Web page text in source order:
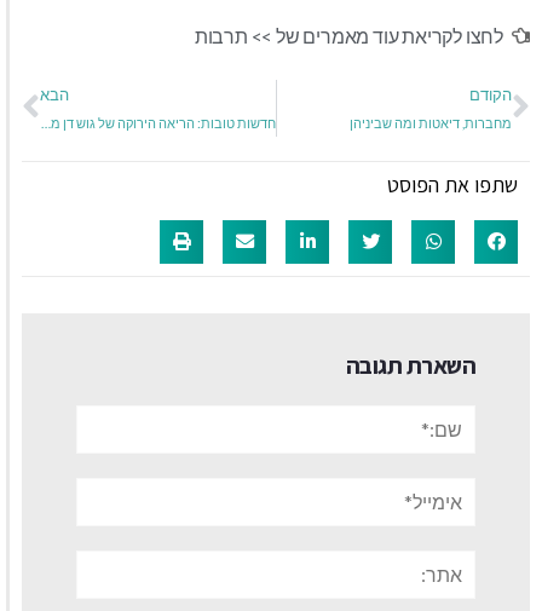
לחצו לקריאת עוד מאמרים של >> תרבות
הקודם
מחברות, דיאטות ומה שביניהן
הבא
שתפו את הפוסט
השארת תגובה